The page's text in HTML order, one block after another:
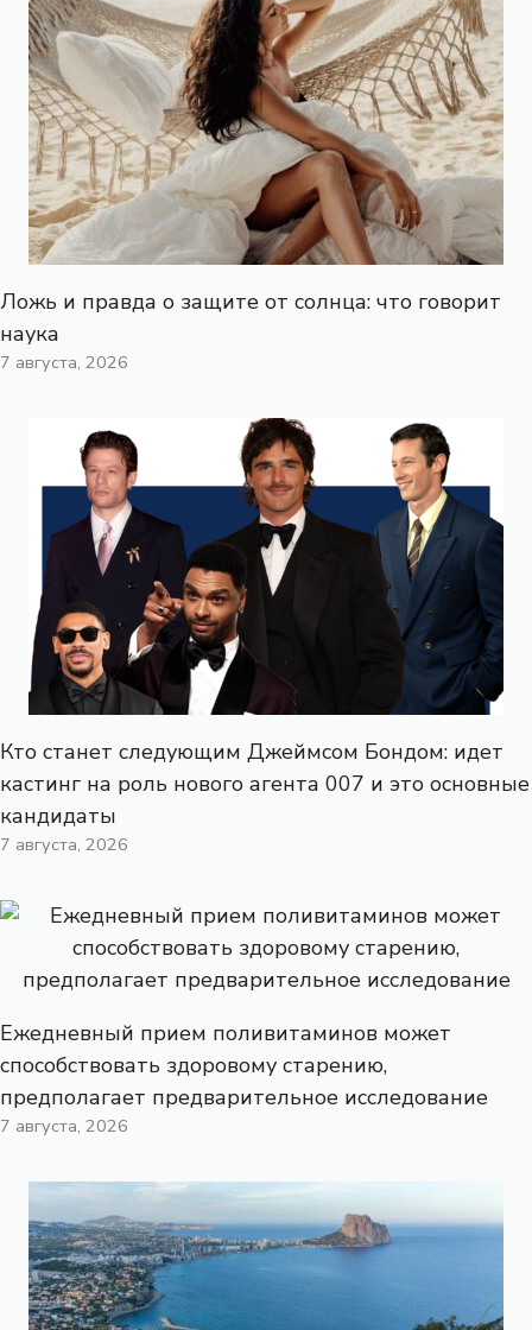
Ложь и правда о защите от солнца: что говорит
наука
7 августа, 2026
Кто станет следующим Джеймсом Бондом: идет
кастинг на роль нового агента 007 и это основные
кандидаты
7 августа, 2026
Ежедневный прием поливитаминов может
способствовать здоровому старению,
предполагает предварительное исследование
7 августа, 2026